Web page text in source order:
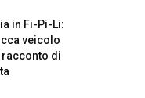
in Fi-Pi-Li:
veicolo
di